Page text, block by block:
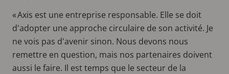
« Axis est une entreprise responsable. Elle se doit
d'adopter une approche circulaire de son activité. Je
ne vois pas d'avenir sinon. Nous devons nous
remettre en question, mais nos partenaires doivent
aussi le faire. Il est temps que le secteur de la